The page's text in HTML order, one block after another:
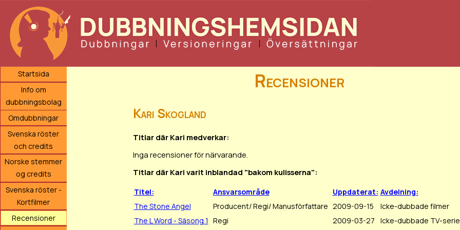
Startsida
Info om
dubbningsbolag
Omdubbningar
Svenska röster
och credits
Norske stemmer
og credits
Svenska röster -
Kortfilmer
Recensioner
Recensioner
Kari Skogland
Titlar där Kari medverkar:
Inga recensioner för närvarande.
Titlar där Kari varit inblandad "bakom kulisserna":
Titel: Ansvarsområde Uppdaterat: Avdelning:
The Stone Angel
Producent/ Regi/ Manusförfattare 2009-09-15
Icke-dubbade filmer
The L Word - Säsong 1 Regi 2009-03-27 Icke-dubbade TV-